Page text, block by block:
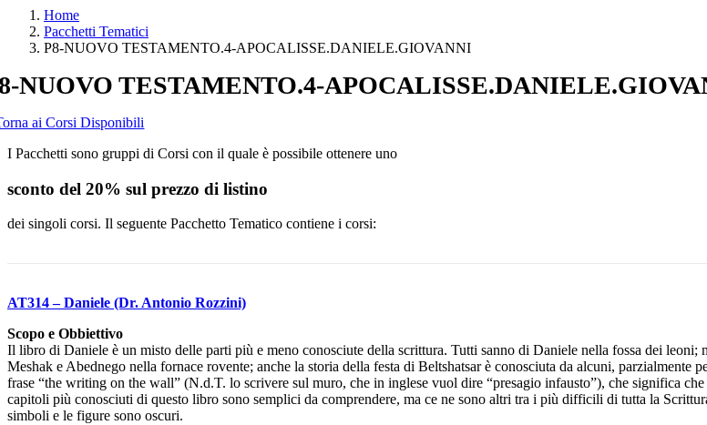
Home
Pacchetti Tematici
P8-NUOVO TESTAMENTO.4-APOCALISSE.DANIELE.GIOVANNI
NUOVO TESTAMENTO.4-
ai Corsi Disponibili
I Pacchetti sono gruppi di Corsi con il quale è possibile ottenere uno
sconto del 20% sul prezzo di listino
dei singoli corsi. Il seguente Pacchetto Tematico contiene i corsi:
AT314 – Daniele (Dr. Antonio Rozzini)
Scopo e Obbiettivo
Il libro di Daniele è un misto delle parti più e meno conosciute della scrittura. Tutti sanno di Daniele nella fossa dei leoni;
Meshak e Abednego nella fornace rovente; anche la storia della festa di Beltshatsar è conosciuta da alcuni, parzialmente
frase “the writing on the wall” (N.d.T. lo scrivere sul muro, che in inglese vuol dire “presagio infausto”), che significa
capitoli più conosciuti di questo libro sono semplici da comprendere, ma ce ne sono altri tra i più difficili di tutta la
simboli e le figure sono oscuri.